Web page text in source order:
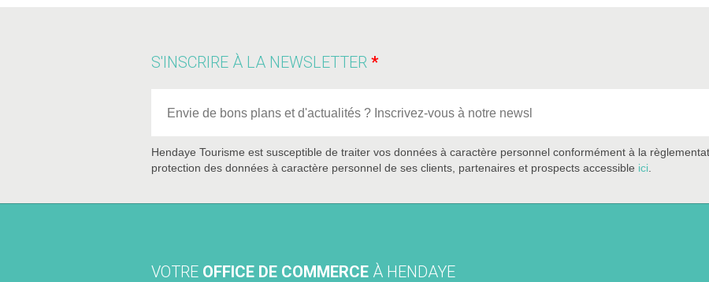
S'INSCRIRE À LA NEWSLETTER
Hendaye Tourisme est susceptible de traiter vos données à caractère personnel conformément à la
protection des données à caractère personnel de ses clients, partenaires et prospects accessible ici
VOTRE OFFICE DE COMMERCE À HENDAYE